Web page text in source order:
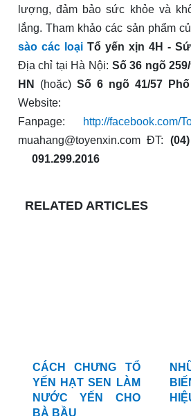
lượng, đảm bảo sức khỏe và
lắng. Tham khảo các sản phẩm
sào các loại Tổ yến xịn 4H -
Địa chỉ tại Hà Nội: Số 36 ngõ
HN
(hoặc) Số 6 ngõ 41/57
Fanpage:
http://facebook.com/
muahang@toyenxin.comĐT:
091.299.2016
RELATED ARTICLES
CÁCH CHƯNG TỔ
YẾN HẠT SEN LÀM
NƯỚC YẾN CHO
BÀ BẦU